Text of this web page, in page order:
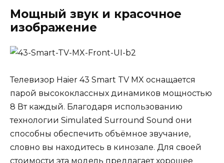
Мощный звук и красочное
изображение
Телевизор Haier 43 Smart TV MX оснащается
парой высококлассных динамиков мощностью
8 Вт каждый. Благодаря использованию
технологии Simulated Surround Sound они
способны обеспечить объёмное звучание,
словно вы находитесь в кинозале. Для своей
стоимости эта модель предлагает хорошее